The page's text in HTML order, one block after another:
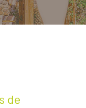
de